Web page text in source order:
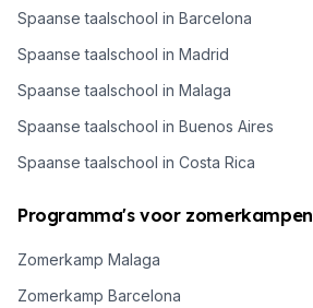
Spaanse taalschool in Barcelona
Spaanse taalschool in Madrid
Spaanse taalschool in Malaga
Spaanse taalschool in Buenos Aires
Spaanse taalschool in Costa Rica
Programma's voor zomerkampen
Zomerkamp Malaga
Zomerkamp Barcelona